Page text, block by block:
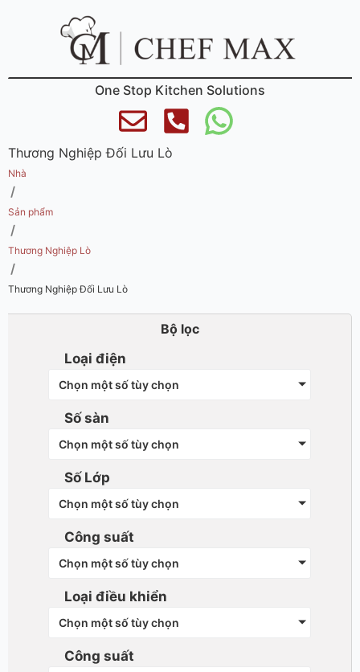
One Stop Kitchen Solutions
Thương Nghiệp Đối Lưu Lò
Nhà
/
Sản phẩm
/
Thương Nghiệp Lò
/
Thương Nghiệp Đối Lưu Lò
Bộ lọc
Loại điện
Chọn một số tùy chọn
Số sàn
Chọn một số tùy chọn
Số Lớp
Chọn một số tùy chọn
Công suất
Chọn một số tùy chọn
Loại điều khiển
Chọn một số tùy chọn
Công suất